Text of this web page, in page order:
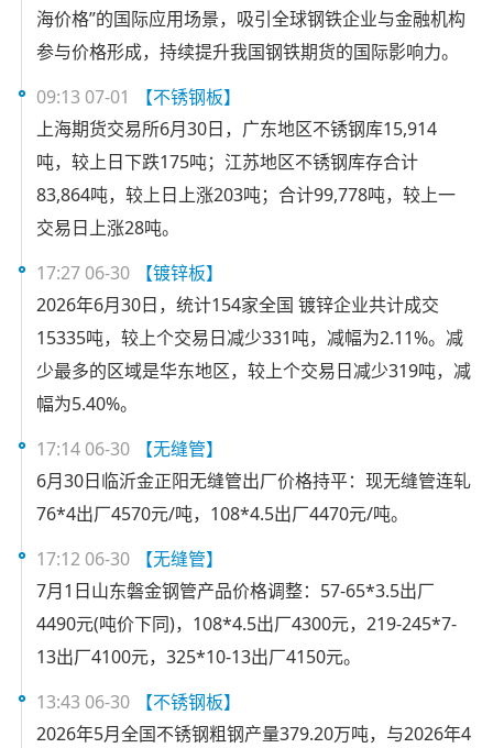
海价格”的国际应用场景，吸引全球钢铁企业与金融机构
参与价格形成，持续提升我国钢铁期货的国际影响力。
09:13 07-01
【不锈钢板】
上海期货交易所6月30日，广东地区不锈钢库15,914
吨，较上日下跌175吨；江苏地区不锈钢库存合计
83,864吨，较上日上涨203吨；合计99,778吨，较上一
交易日上涨28吨。
17:27 06-30
【镀锌板】
2026年6月30日，统计154家全国 镀锌企业共计成交
15335吨，较上个交易日减少331吨，减幅为2.11%。减
少最多的区域是华东地区，较上个交易日减少319吨，减
幅为5.40%。
17:14 06-30
【无缝管】
6月30日临沂金正阳无缝管出厂价格持平：现无缝管连轧
76*4出厂4570元/吨，108*4.5出厂4470元/吨。
17:12 06-30
【无缝管】
7月1日山东磐金钢管产品价格调整：57-65*3.5出厂
4490元(吨价下同)，108*4.5出厂4300元，219-245*7-
13出厂4100元，325*10-13出厂4150元。
13:43 06-30
【不锈钢板】
2026年5月全国不锈钢粗钢产量379.20万吨，与2026年4